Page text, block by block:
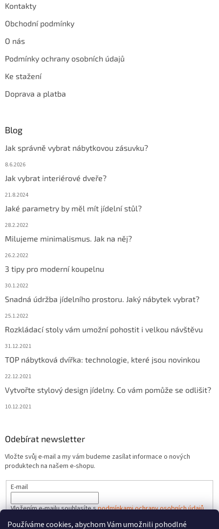
Používáme cookies, abychom Vám umožnili pohodlné
Kontakty
Obchodní podmínky
O nás
Podmínky ochrany osobních údajů
Ke stažení
Doprava a platba
Blog
Jak správně vybrat nábytkovou zásuvku?
8.6.2026
Jak vybrat interiérové dveře?
21.8.2024
Jaké parametry by měl mít jídelní stůl?
28.2.2022
Milujeme minimalismus. Jak na něj?
26.2.2022
3 tipy pro moderní koupelnu
30.1.2022
Snadná údržba jídelního prostoru. Jaký nábytek vybrat?
25.1.2022
Rozkládací stoly vám umožní pohostit i velkou návštěvu
31.12.2021
TOP nábytková dvířka: technologie, které jsou novinkou
22.12.2021
Vytvořte stylový design jídelny. Co vám pomůže se odlišit?
10.12.2021
Odebírat newsletter
Vložte svůj e-mail a my vám budeme zasílat informace o nových
produktech na našem e-shopu.
E-mail
Vložením e-mailu souhlasíte spodmínkami ochrany osobních údajů